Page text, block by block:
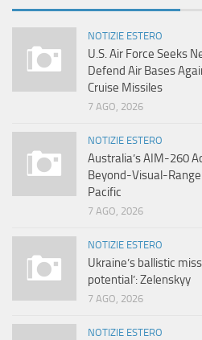
NOTIZIE ESTERO
U.S. Air Force Seeks
Defend Air Bases
Cruise Missiles
7 AGO, 2026
NOTIZIE ESTERO
Australia’s AIM-260
Beyond-Visual-
Pacific
7 AGO, 2026
NOTIZIE ESTERO
Ukraine’s ballistic
potential’: Zelenskyy
7 AGO, 2026
NOTIZIE ESTERO